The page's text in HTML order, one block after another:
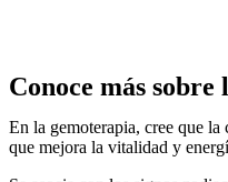
Conoce más sobre
En la gemoterapia, cree que
que mejora la vitalidad y